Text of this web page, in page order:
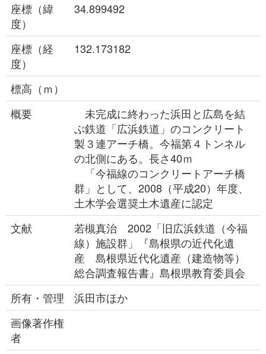
座標（緯
度）
34.899492
座標（経
度）
132.173182
標高（ｍ）
概要
未完成に終わった浜田と広島を結
ぶ鉄道「広浜鉄道」のコンクリート
製３連アーチ橋。今福第４トンネル
の北側にある。長さ40ｍ
「今福線のコンクリートアーチ橋
群」として、2008（平成20）年度、
土木学会選奨土木遺産に認定
文献
若槻真治 2002「旧広浜鉄道（今福
線）施設群」『島根県の近代化遺
産 島根県近代化遺産（建造物等）
総合調査報告書』島根県教育委員会
所有・管理
浜田市ほか
画像著作権
者